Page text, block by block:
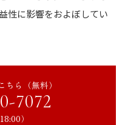
性に影響をおよぼしてい
ら（無料）
7072
）